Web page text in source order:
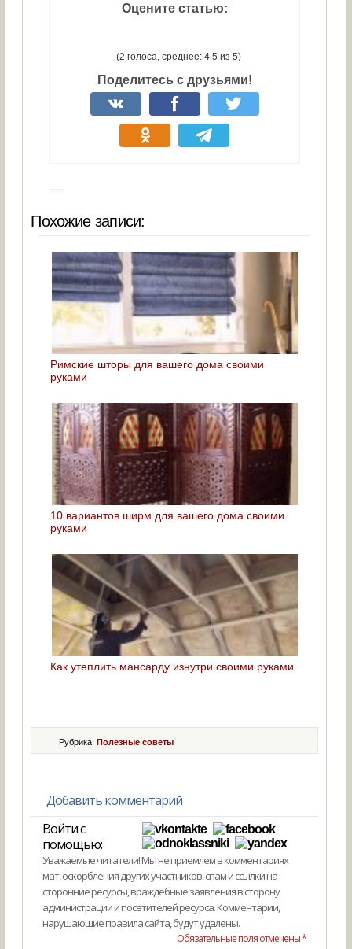
Оцените статью:
(2 голоса, среднее: 4.5 из 5)
Поделитесь с друзьями!
Похожие записи:
Римские шторы для вашего дома своими
руками
10 вариантов ширм для вашего дома своими
руками
Как утеплить мансарду изнутри своими руками
Рубрика:Полезные советы
Добавить комментарий
Войти с
помощью:
Уважаемые читатели! Мы не приемлем в комментариях
мат, оскорбления других участников, спам и ссылки на
сторонние ресурсы, враждебные заявления в сторону
администрации и посетителей ресурса. Комментарии,
нарушающие правила сайта, будут удалены.
Обязательные поля отмечены *